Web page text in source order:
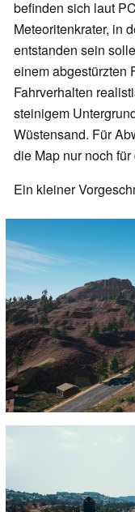
befinden sich laut
Meteoritenkrater, in
entstanden sein
einem abgestürzten
Fahrverhalten
steinigem
Wüstensand. Für
die Map nur noch
Ein kleiner